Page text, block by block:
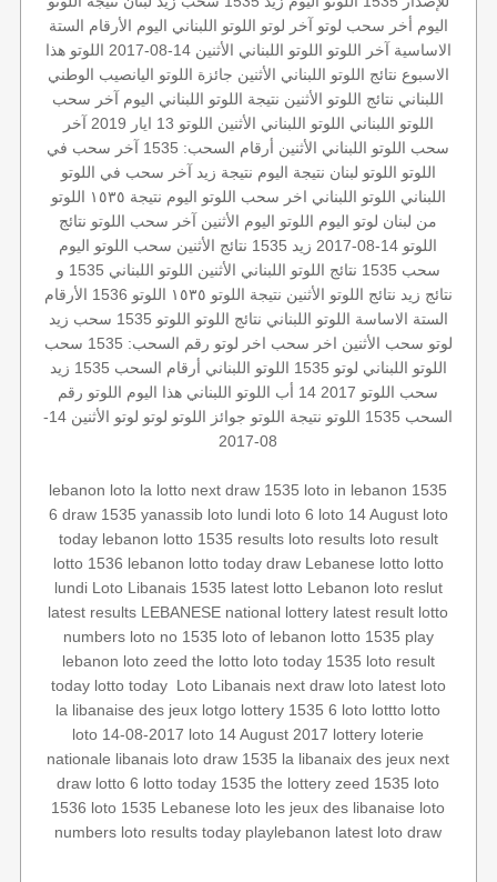
اليوم أخر سحب لوتو آخر لوتو اللوتو اللبناني اليوم الأرقام الستة
الاساسية آخر اللوتو اللوتو اللبناني الأثنين 14-08-2017
اللوتو هذا
الاسبوع نتائج اللوتو اللبناني الأثنين جائزة اللوتو اليانصيب الوطني
اللبناني نتائج اللوتو الأثنين نتيجة اللوتو اللبناني اليوم آخر سحب
اللوتو اللبناني اللوتو اللبناني الأثنين اللوتو 13 ايار 2019
آخر
سحب اللوتو اللبناني الأثنين أرقام السحب: 1535
آخر سحب في
اللوتو اللوتو لبنان نتيجة اليوم نتيجة زيد آخر سحب في اللوتو
اللبناني اللوتو اللبناني اخر سحب اللوتو اليوم نتيجة ١٥٣٥
اللوتو
من لبنان لوتو اليوم اللوتو اليوم الأثنين آخر سحب اللوتو نتائج
اللوتو 14-08-2017
زيد 1535 نتائج الأثنين سحب اللوتو اليوم
سحب 1535
نتائج اللوتو اللبناني الأثنين
اللوتو اللبناني 1535 و
نتائج زيد نتائج اللوتو الأثنين نتيجة اللوتو ١٥٣٥ اللوتو 1536
الأرقام
الستة الاساسة اللوتو اللبناني نتائج اللوتو اللوتو 1535
سحب زيد
لوتو سحب الأثنين اخر سحب اخر لوتو رقم السحب: 1535
سحب
اللوتو اللبناني لوتو 1535 اللوتو اللبناني أرقام السحب 1535
زيد
سحب اللوتو 2017 14 أب
اللوتو اللبناني هذا اليوم اللوتو رقم
السحب 1535
اللوتو نتيجة اللوتو جوائز اللوتو لوتو
لوتو الأثنين 14-
08-2017
lebanon loto la lotto next draw 1535 loto in lebanon 1535
6 draw 1535 yanassib loto lundi loto 6 loto 14 August loto
today lebanon lotto 1535 results loto results loto result
lotto 1536 lebanon lotto today draw Lebanese lotto lotto
lundi Loto Libanais 1535 latest lotto Lebanon loto reslut
latest results LEBANESE national lottery latest result lotto
numbers loto no 1535 loto of lebanon lotto 1535 play
lebanon loto zeed the lotto loto today 1535 loto result
today lotto today Loto Libanais next draw loto latest loto
la libanaise des jeux lotgo lottery 1535 6 loto lottto lotto
loto 14-08-2017 loto 14 August 2017 lottery loterie
nationale libanais loto draw 1535 la libanaix des jeux next
draw lotto 6 lotto today 1535 the lottery zeed 1535 loto
1536 loto 1535 Lebanese loto les jeux des libanaise loto
numbers loto results today playlebanon latest loto draw